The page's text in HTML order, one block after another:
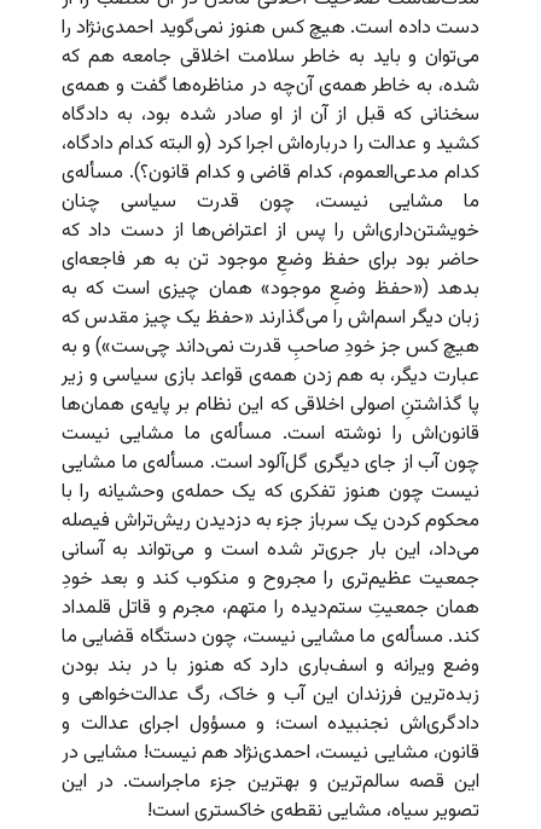
دست داده است. هیچ کس هنوز نمی‌گوید احمدی‌نژاد را
می‌توان و باید به خاطر سلامت اخلاقی جامعه هم که
شده، به خاطر همه‌ی آن‌چه در مناظره‌ها گفت و همه‌ی
سخنانی که قبل از آن از او صادر شده بود، به دادگاه
کشید و عدالت را درباره‌اش اجرا کرد (و البته کدام دادگاه،
کدام مدعی‌العموم، کدام قاضی و کدام قانون؟). مسأله‌ی
ما مشایی نیست، چون قدرت سیاسی چنان
خویشتن‌داری‌اش را پس از اعتراض‌ها از دست داد که
حاضر بود برای حفظ وضعِ موجود تن به هر فاجعه‌ای
بدهد («حفظ وضعِ موجود» همان چیزی است که به
زبان دیگر اسم‌اش را می‌گذارند «حفظ یک چیز مقدس که
هیچ کس جز خودِ صاحبِ قدرت نمی‌داند چی‌ست») و به
عبارت دیگر، به هم زدن همه‌ی قواعد بازی سیاسی و زیر
پا گذاشتن‌ِ اصولی اخلاقی که این نظام بر پایه‌ی همان‌ها
قانون‌اش را نوشته است. مسأله‌ی ما مشایی نیست
چون آب از جای دیگری گل‌آلود است. مسأله‌ی ما مشایی
نیست چون هنوز تفکری که یک حمله‌ی وحشیانه را با
محکوم کردن یک سرباز جزء به دزدیدن ریش‌تراش فیصله
می‌داد، این بار جری‌تر شده است و می‌تواند به آسانی
جمعیت عظیم‌تری را مجروح و منکوب کند و بعد خودِ
همان جمعیتِ ستم‌دیده را متهم، مجرم و قاتل قلمداد
کند. مسأله‌ی ما مشایی نیست، چون دستگاه قضایی ما
وضع ویرانه و اسف‌باری دارد که هنوز با در بند بودن
زبده‌ترین فرزندان این آب و خاک، رگ عدالت‌خواهی و
دادگری‌اش نجنبیده است؛ و مسؤول اجرای عدالت و
قانون، مشایی نیست، احمدی‌نژاد هم نیست! مشایی در
این قصه‌ سالم‌ترین و بهترین جزء ماجراست. در این
تصویر سیاه، مشایی نقطه‌ی خاکستری است!